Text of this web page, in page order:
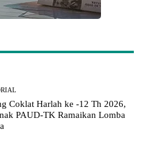
Coklat Harlah ke -12 Th 2026,
PAUD-TK Ramaikan Lomba